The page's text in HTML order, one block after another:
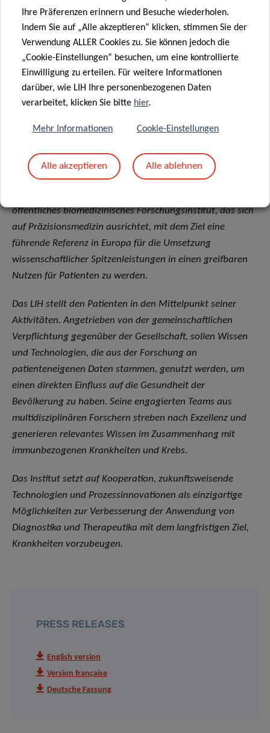
Finanzierung und Kooperationen
Das COVIRNA-Konsortium, das von Dr. Devaux und dem
LIH geleitet wird, besteht aus 15 Partnern aus 12
europäischen Ländern. Es wurde durch das Forschungs-
und Innovationsprogramm Horizont 2020 der
Europäischen Union unter der Finanzhilfevereinbarung Nr.
dedicated to life
öffentliches biomedizinisches Forschungsinstitut, das sich
auf Präzisionsmedizin ausrichtet, mit dem Ziel eine
führende Referenz in Europa für die Umsetzung
wissenschaftlicher Spitzenleistungen in einen greifbaren
Nutzen für Patienten zu werden.
Das LIH stellt den Patienten in den Mittelpunkt seiner
Aktivitäten. Angetrieben von der gemeinschaftlichen
Verpflichtung gegenüber der Gesellschaft, sollen Wissen
und Technologien, die aus der Forschung an
patienteneigenen Daten stammen, genutzt werden, um
einen direkten Einfluss auf die Gesundheit der
Bevölkerung zu haben. Seine engagierten Teams aus
multidisziplinären Forschern streben nach Exzellenz und
generieren relevantes Wissen im Zusammenhang mit
immunbezogenen Krankheiten und Krebs.
Das Institut setzt auf Kooperation, zukunftsweisende
Technologien und Prozessinnovationen als einzigartige
Möglichkeiten zur Verbesserung der Anwendung von
Diagnostika und Therapeutika mit dem langfristigen Ziel,
Krankheiten vorzubeugen.
PRESS RELEASES
English version
Version française
Deutsche Fassung
Ihre Präferenzen erinnern und Besuche wiederholen.
Indem Sie auf „Alle akzeptieren“ klicken, stimmen Sie der
Verwendung ALLER Cookies zu. Sie können jedoch die
„Cookie-Einstellungen“ besuchen, um eine kontrollierte
Einwilligung zu erteilen. Für weitere Informationen
darüber, wie LIH Ihre personenbezogenen Daten
verarbeitet, klicken Sie bitte hier.
Mehr Informationen Cookie-Einstellungen
Alle akzeptieren Alle ablehnen